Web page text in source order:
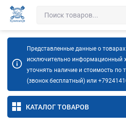
Представленные данные о товарах
исключительно информационный
уточнять наличие и стоимость по
(звонок бесплатный) или
КАТАЛОГ ТОВАРОВ